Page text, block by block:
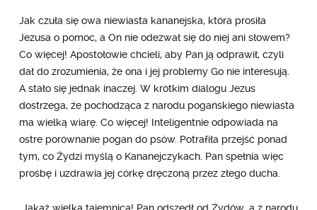
Jak czuła się owa niewiasta kananejska, która prosiła
Jezusa o pomoc, a On nie odezwał się do niej ani słowem?
Co więcej! Apostołowie chcieli, aby Pan ją odprawił, czyli
dał do zrozumienia, że ona i jej problemy Go nie interesują.
A stało się jednak inaczej. W krótkim dialogu Jezus
dostrzega, że pochodząca z narodu pogańskiego niewiasta
ma wielką wiarę. Co więcej! Inteligentnie odpowiada na
ostre porównanie pogan do psów. Potrafiła przejść ponad
tym, co Żydzi myślą o Kananejczykach. Pan spełnia więc
prośbę i uzdrawia jej córkę dręczoną przez złego ducha.